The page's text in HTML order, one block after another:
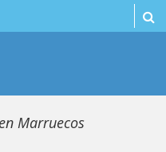
Marruecos